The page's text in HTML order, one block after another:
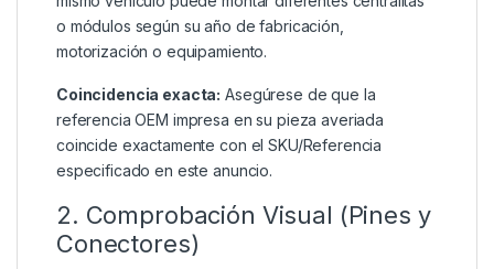
o módulos según su año de fabricación,
motorización o equipamiento.
Coincidencia exacta: Asegúrese de que la
referencia OEM impresa en su pieza averiada
coincide exactamente con el SKU/Referencia
especificado en este anuncio.
2. Comprobación Visual (Pines y
Conectores)